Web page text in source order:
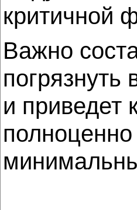
критичной
Важно
погрязнуть
и приведет